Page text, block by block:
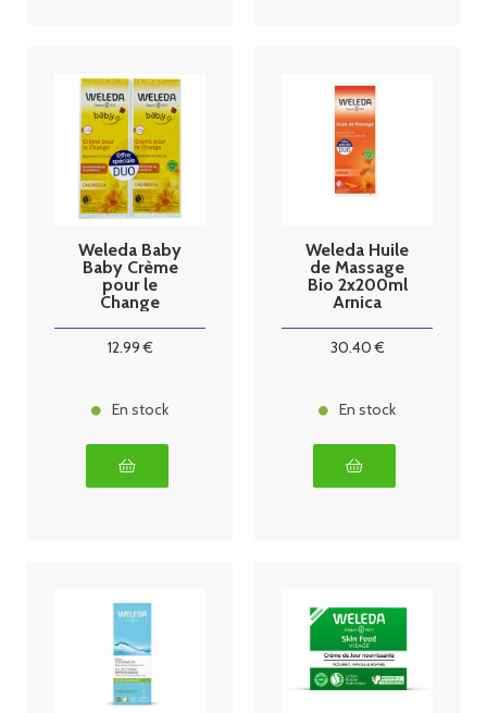
Weleda Baby
Baby Crème
pour le
Change
12.99€
En stock
Weleda Huile
de Massage
Bio 2x200ml
Arnica
Sportives
30.40€
En stock